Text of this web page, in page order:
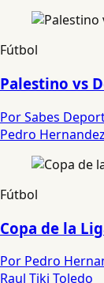
Fútbol
Palestino vs
Por Sabes
Pedro Hernandez
Fútbol
Copa de la
Por Pedro
Raul Tiki Toledo